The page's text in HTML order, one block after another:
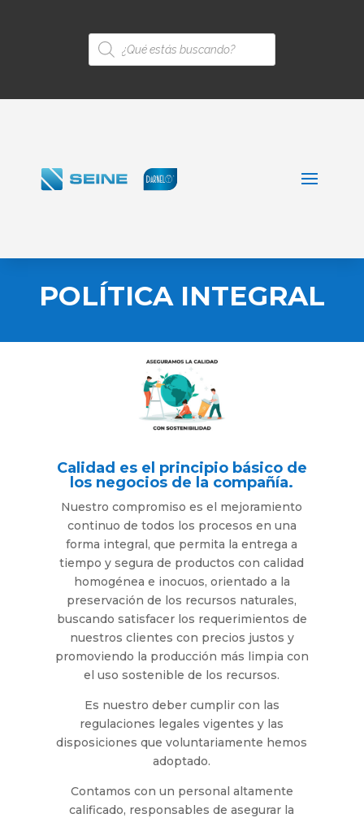
Búsqueda
de
productos
POLÍTICA INTEGRAL
Calidad es el principio básico de
los negocios de la compañía.
Nuestro compromiso es el mejoramiento
continuo de todos los procesos en una
forma integral, que permita la entrega a
tiempo y segura de productos con calidad
homogénea e inocuos, orientado a la
preservación de los recursos naturales,
buscando satisfacer los requerimientos de
nuestros clientes con precios justos y
promoviendo la producción más limpia con
el uso sostenible de los recursos.
Es nuestro deber cumplir con las
regulaciones legales vigentes y las
disposiciones que voluntariamente hemos
adoptado.
Contamos con un personal altamente
calificado, responsables de asegurar la